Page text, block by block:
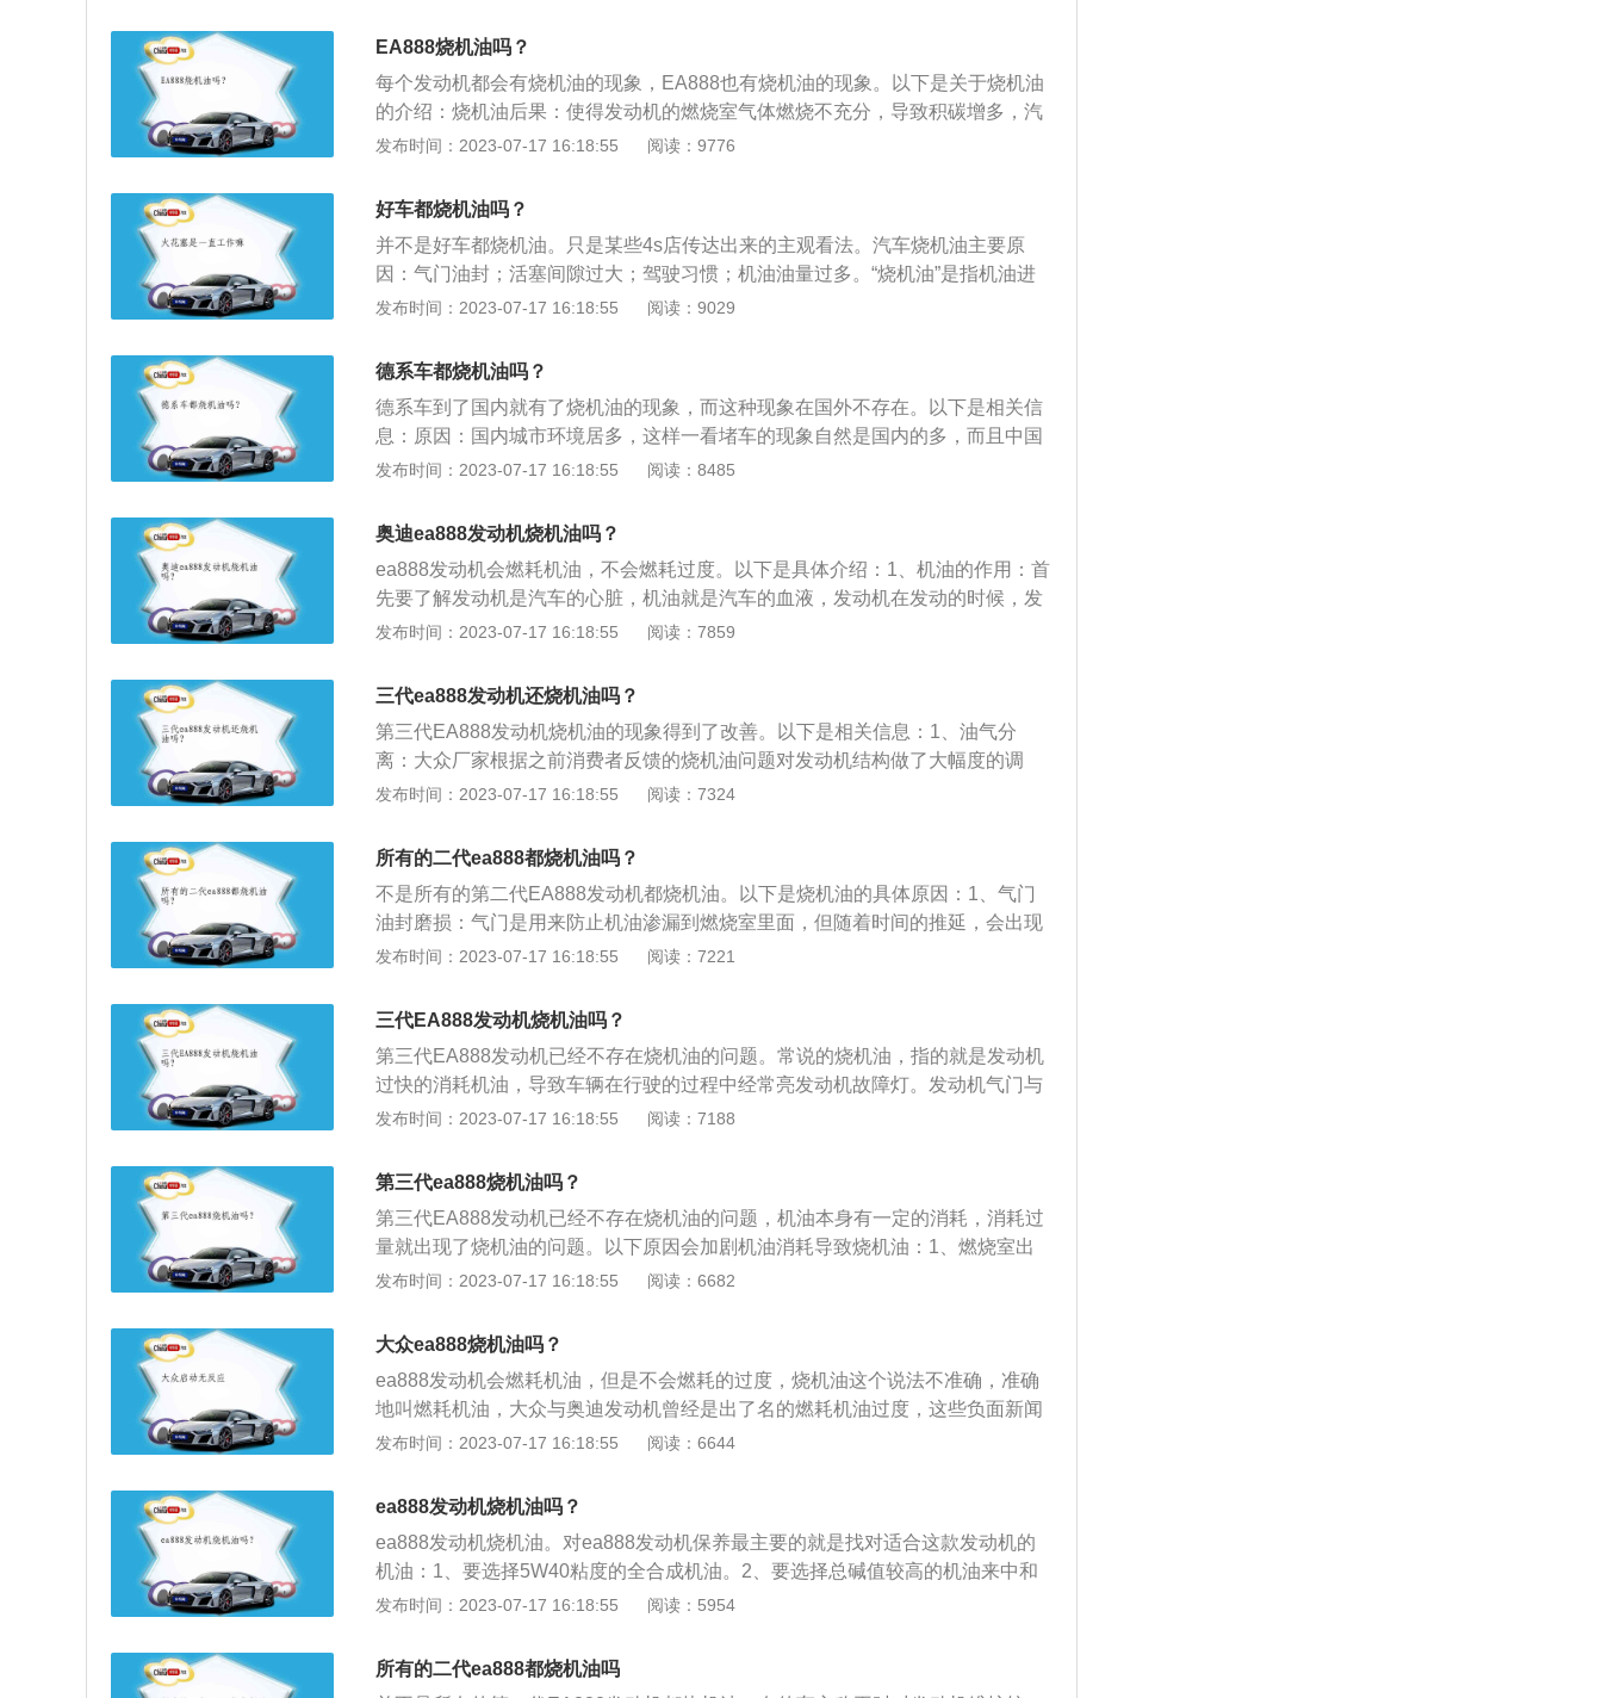
净油的消耗也要高。解决方法：去维修店换机油，清洁机油过滤器。8、油底壳
中的油量太多。由于油尺插入错误，未能座到底，导致测得油位比实际油位低，
因此而补加新油，使得油位过高。如果高至压力润滑发动机的连杆底端触及油
燃烧室。解决方法：去维修店清理油底壳中的油。9、所配活塞环不适合发动机
0.040加大的气缸中)，由于二者配合不当，无法将气缸上部的油刮回，会立即造
成窜油现象。同样的，活塞环底和环槽的间隙同样加大，进一步增加机油消耗。
不同类型的发动机，不同的工作条件，需要各种不同的特别设计制造的活塞环
组。每一类活塞环组，为某一特定用途而制，如果用在了错误的地方，就无法控
高。现代发动机的转速、气阀重叠角和压缩特性的提高，使得发动机的真空度增
加。某些新型发动机减速时，吸气真空度高达25英寸（635mm)汞柱高度（旧的
发动机设计=508mm汞柱高度）。高的真空度需要开发新的油环，对活塞环槽的
两侧（上面和下面）进行有效密封，避免在高真空和减速时机油从油环两侧和背
面泄漏。此原因常常是冒蓝烟或油耗高的一个主要原因。解决方法：使用具备侧
常所说的燃烧机油。至于第三代EA888发动机，大众厂商根据至今为止消费者反
离效果显著提高，与前一代相比机油消耗速度大幅下降，机油燃烧现象明显改善
了。大众第3代EA888发动机在改善机油消耗过快的问题的同时，采用了吸气可
变阀门定时技术，有效地提高了吸气效率。
EA888烧机油吗？
每个发动机都会有烧机油的现象，EA888也有烧机油的现象。以下是关于烧机油
的介绍：烧机油后果：使得发动机的燃烧室气体燃烧不充分，导致积碳增多，汽
车的动力性能下降，加速无力。导致汽车的燃油消耗变多，并且尾气排放污染也
润滑系统进行排查，清楚燃烧残留的积碳，确保进气门排气门的畅通，同时对于
老化和破损的气门油封曲轴油封进行更换，最后也要将发动机缸体之间的间隙进
一步缩小，保持发动机的温度不会过高。
发布时间：2023-07-17 16:18:55 阅读：9776
好车都烧机油吗？
并不是好车都烧机油。只是某些4s店传达出来的主观看法。汽车烧机油主要原
因：气门油封；活塞间隙过大；驾驶习惯；机油油量过多。“烧机油”是指机油进
入了发动机的燃烧室，与混合气一起参与了燃烧。车辆出现“烧机油”现象，会使
升、尾气排放超标等不良后果。汽车出现烧机油处理方法：应及时更换气门油
封，确保气门的密封性。直接更换汽车活塞环即可。还需要定期清理活塞环上面
的积碳，这算预防烧机油的一种方式。在日常驾驶中，应注意一下自己的驾车习
惯，不要过于激烈。
发布时间：2023-07-17 16:18:55 阅读：9029
德系车都烧机油吗？
德系车到了国内就有了烧机油的现象，而这种现象在国外不存在。以下是相关信
息：原因：国内城市环境居多，这样一看堵车的现象自然是国内的多，而且中国
人口也多，在人多车多公路有限的情况下，马路上总会出现堵车的现象，而这种
油黏稠度相对国内的要高一些，清洁度和润滑性也更好，所以结果也能出现差
异。烧机油：“烧机油”是指机油进入了发动机的燃烧室，与混合气一起参与了燃
烧。
发布时间：2023-07-17 16:18:55 阅读：8485
奥迪ea888发动机烧机油吗？
ea888发动机会燃耗机油，不会燃耗过度。以下是具体介绍：1、机油的作用：首
先要了解发动机是汽车的心脏，机油就是汽车的血液，发动机在发动的时候，发
动机内的零件就开始运动、摩擦，但是高频率的运动摩擦，外加一些高温的环
磨，辅助冷却降温，密封防漏，防锈防蚀，减震缓冲的保养效果。2、优点：活
塞上下运动摩擦阻力小，可以节省燃油，提升动力。
发布时间：2023-07-17 16:18:55 阅读：7859
三代ea888发动机还烧机油吗？
第三代EA888发动机烧机油的现象得到了改善。以下是相关信息：1、油气分
离：大众厂家根据之前消费者反馈的烧机油问题对发动机结构做了大幅度的调
整，采用了两级离心式油气分离器，从而机油蒸汽分离的效果得到了显著提升，
可变气门：第三代EA888发动机在改善机油消耗过快的问题的同时，采用了进气
可变气门正时技术，从而有效提高了进气效率。在排量不变的基础上提升了发动
机的动力参数，像奥迪Q5L上搭载的2.0T高功率版本发动机最大马力达到252
匹。
发布时间：2023-07-17 16:18:55 阅读：7324
所有的二代ea888都烧机油吗？
不是所有的第二代EA888发动机都烧机油。以下是烧机油的具体原因：1、气门
油封磨损：气门是用来防止机油渗漏到燃烧室里面，但随着时间的推延，会出现
磨损或老化的情况。严重会影响气门的密封性，很容易出现烧机油的现象。2、
上，但长期不清理，很可能会使活塞环与缸体的间隙扩大，导致机油流入燃烧室
中，造成烧机油，严重还会导致发动机爆缸的现象。3、驾驶习惯：经常性的急
加速和长时间的高速行驶，容易导致润滑油油膜的损坏，从而导致发动机润滑不
良和部分零件的磨损，也有一定概率出现烧机油。4、油量过多：如果机油油量
过多，超过最高刻度线，多出的机油很容易就会进入燃烧室内（内部压力过高）
发布时间：2023-07-17 16:18:55 阅读：7221
三代EA888发动机烧机油吗？
第三代EA888发动机已经不存在烧机油的问题。常说的烧机油，指的就是发动机
过快的消耗机油，导致车辆在行驶的过程中经常亮发动机故障灯。发动机气门与
气门导管间隙过大或气门油封老化密封不严，使机油从气门位置进入燃烧室，造
漏气；无良好。解决方法：更换气门、气门油封、气门导管等。发动机汽缸垫烧
穿，造成机油从油道漏入燃烧室，从而烧机油。判断方法：拆下火花塞→检查汽
缸压力，如果相邻两缸气压相近且气压低于标准值，就有汽缸串气，有可能造成
漏机油。解决方法：更换汽缸垫。活塞、活塞环与汽缸壁间隙过大，造成机油进
入燃烧室燃烧。判断方法：着车→拔出机油尺，观察机油尺口有无蓝色气体喷
汽缸套等。
发布时间：2023-07-17 16:18:55 阅读：7188
第三代ea888烧机油吗？
第三代EA888发动机已经不存在烧机油的问题，机油本身有一定的消耗，消耗过
量就出现了烧机油的问题。以下原因会加剧机油消耗导致烧机油：1、燃烧室出
现积碳，使活塞环的气环卡滞，出现密封不良的情况。2、润滑系统中产生油
4、气门密封处出现腐蚀老化密封性能失效的现象。5、现在车上都有曲轴箱通风
发布时间：2023-07-17 16:18:55 阅读：6682
大众ea888烧机油吗？
ea888发动机会燃耗机油，但是不会燃耗的过度，烧机油这个说法不准确，准确
地叫燃耗机油，大众与奥迪发动机曾经是出了名的燃耗机油过度，这些负面新闻
也警告了奥迪大众，使大众从第三代ea888发动机改用混合喷油系统。机油的作
在发动的时候，发动机内的零件就开始运动、摩擦，但是高频率的运动摩擦，外
发动机内部零件，润滑减磨、辅助冷却降温、密封防漏、防锈防蚀、减震缓冲的
保养效果。
发布时间：2023-07-17 16:18:55 阅读：6644
ea888发动机烧机油吗？
ea888发动机烧机油。对ea888发动机保养最主要的就是找对适合这款发动机的
机油：1、要选择5W40粘度的全合成机油。2、要选择总碱值较高的机油来中和
汽油中的酸基，减缓机油变质。3、要选择ACEA（欧洲汽车制造商协会）标准的
出。4、要选择HTHS高温剪切粘度高于3.5的机油，同样ACEAA3/B4标准要求H
THS>3.5，也是大众提出。
发布时间：2023-07-17 16:18:55 阅读：5954
所有的二代ea888都烧机油吗